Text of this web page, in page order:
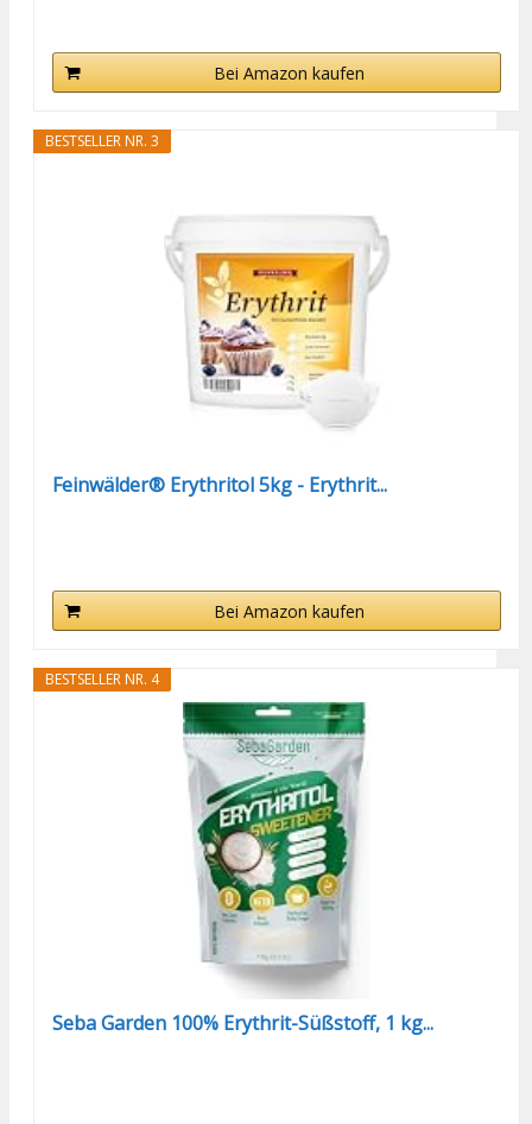
Bei Amazon kaufen
BESTSELLER NR. 3
Feinwälder® Erythritol 5kg - Erythrit...
Bei Amazon kaufen
BESTSELLER NR. 4
Seba Garden 100% Erythrit-Süßstoff, 1 kg...